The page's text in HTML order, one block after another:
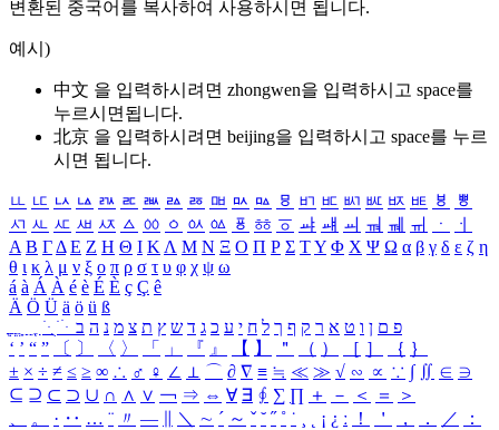
변환된 중국어를 복사하여 사용하시면 됩니다.
예시)
中文 을 입력하시려면 zhongwen을 입력하시고 space를
누르시면됩니다.
北京 을 입력하시려면 beijing을 입력하시고 space를 누르
시면 됩니다.
ㅥ ㅦ ㅧ ㅨ ㅩ ㅪ ㅫ ㅬ ㅭ ㅮ ㅯ ㅰ ㅱ ㅲ ㅳ ㅴ ㅵ ㅶ ㅷ ㅸ
ㅹ
ㅺ ㅻ ㅼ ㅽ ㅾ ㅿ ㆀ ㆁ ㆂ ㆃ ㆄ ㆅ ㆆ ㆇ ㆈ ㆉ ㆊ ㆋ ㆌ ㆍ
ㆎ
Α Β ΓΔ Ε Ζ Η Θ Ι ΚΛ Μ Ν Ξ Ο Π Ρ Σ ΤΥ Φ Χ Ψ Ω α β γ δ ε ζ η
θ ι κ λ μ ν ξ ο π ρ σ τ υ φ χ ψ ω
á à Á À é è É È ç Ç ê
Ä Ö Ü ä ö ü ß
ִֶֹ ֻּ ׁׂ פ ם ן ו ט א ר ק ף ך ל ח י ע כ ג ד ש ץ ת צ מ נ ה ב
‘ ’ “ ” 〔 〕 〈 〉 「 」 『 』 【 】 ＂ （ ） ［ ］ ｛ ｝
± × ÷ ≠ ≤ ≥ ∞ ∴ ♂ ♀ ∠ ⊥ ⌒ ∂ ∇ ≡ ≒ ≪ ≫ √ ∽ ∝ ∵ ∫ ∬ ∈ ∋
⊆ ⊇ ⊂ ⊃ ∪ ∩ ∧ ∨ ￢ ⇒ ⇔ ∀ ∃ ∮ ∑ ∏ ＋ － ＜ ＝
＞
、
。 · ‥ … ¨ 〃 ― ＼ ∼ ´ ～ ˇ ˘ ˝ ˚ ˙ ¸ ¡ ¿ ː ！ ＇ ， ． ／
：